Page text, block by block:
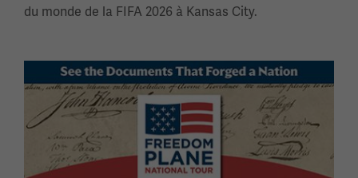
du monde de la FIFA 2026 à Kansas City.